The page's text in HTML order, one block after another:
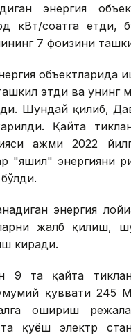
энергия
кВт/соатга етди,
7 фоизини
объектларида
этди ва унинг
Шундай қилиб,
Қайта
ҳажми 2022
"яшил" энергияни
энергия
жалб қилиш,
киради.
та қайта
қуввати 245
ошириш
қуёш электр